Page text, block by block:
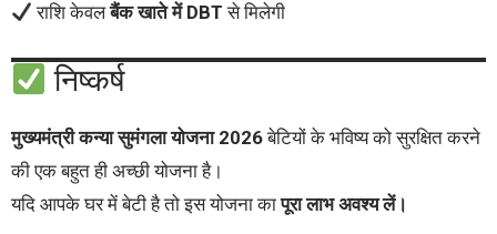
राशि केवलबैंक खाते में DBT से मिलेगी
निष्कर्ष
मुख्यमंत्री कन्या सुमंगला योजना 2026बेटियों के भविष्य को सुरक्षित करने
की एक बहुत ही अच्छी योजना है।
यदि आपके घर में बेटी है तो इस योजना कापूरा लाभ अवश्य लें।